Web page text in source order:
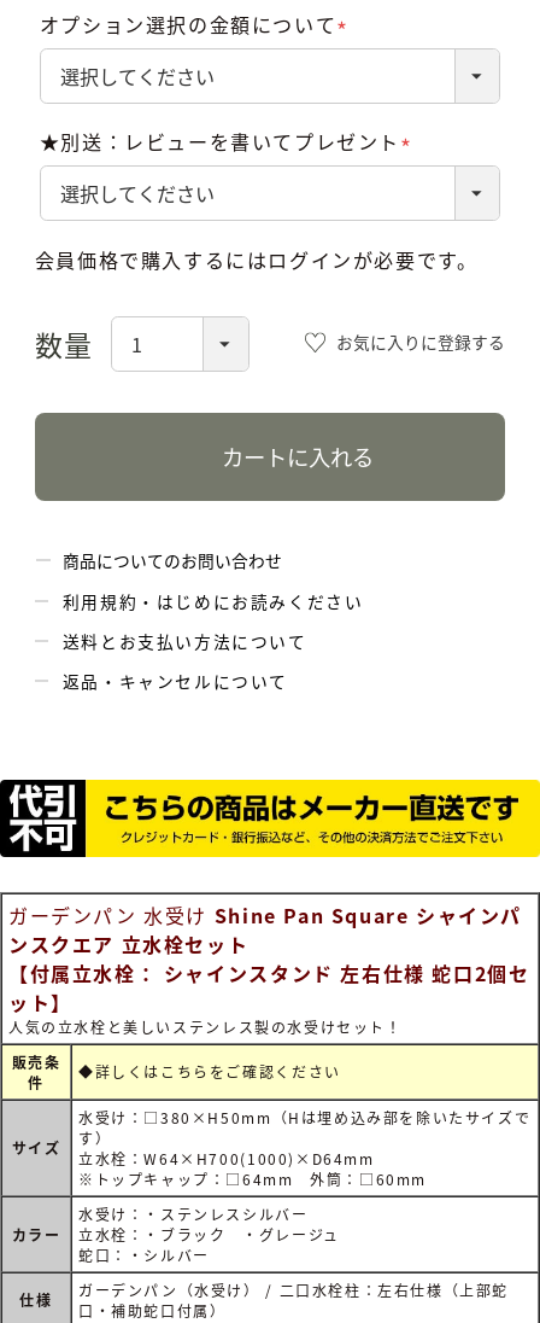
オプション選択の金額について
★別送：レビューを書いてプレゼント
会員価格で購入するにはログインが必要です。
お気に入りに登録する
カートに入れる
商品についてのお問い合わせ
利用規約・はじめにお読みください
送料とお支払い方法について
返品・キャンセルについて
ガーデンパン 水受け Shine Pan Square シャインパ
ンスクエア 立水栓セット
【付属立水栓： シャインスタンド 左右仕様 蛇口2個セ
ット】
人気の立水栓と美しいステンレス製の水受けセット！
販売条
件
◆詳しくは こちらをご確認ください
サイズ
水受け：□380×H50mm（Hは埋め込み部を除いたサイズで
す）
立水栓：W64×H700(1000)×D64mm
※トップキャップ：□64mm 外筒：□60mm
カラー
水受け：・ステンレスシルバー
立水栓：・ブラック ・グレージュ
蛇口：・シルバー
仕様
ガーデンパン（水受け） / 二口水栓柱：左右仕様（上部蛇
口・補助蛇口付属）